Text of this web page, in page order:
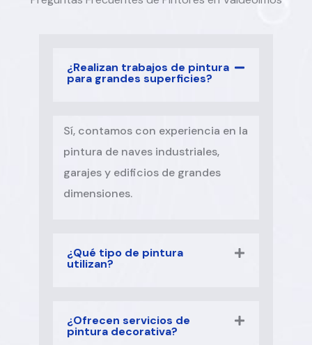
¿Realizan trabajos de pintura
para grandes superficies?
Sí, contamos con experiencia en la
pintura de naves industriales,
garajes y edificios de grandes
dimensiones.
¿Qué tipo de pintura
utilizan?
¿Ofrecen servicios de
pintura decorativa?